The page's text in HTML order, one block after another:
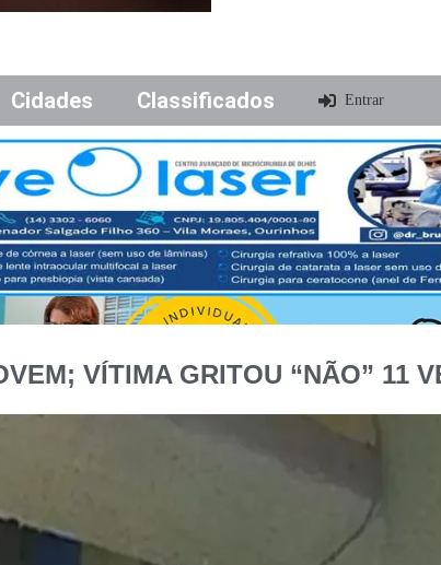
Cidades Classificados Entrar
VÍTIMA GRITOU “NÃO” 11